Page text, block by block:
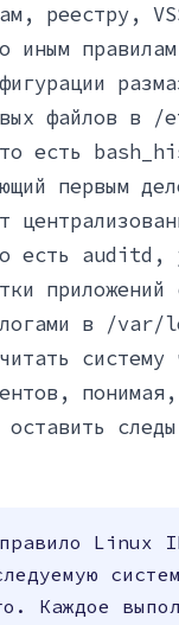
реестру,
иным
файлов в
есть
первым
есть
приложений
логами в /
систему
оставить
Linux
Каждое